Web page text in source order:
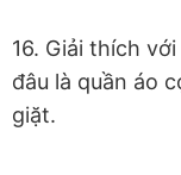
16. Giải thích
đâu là quần áo
giặt.